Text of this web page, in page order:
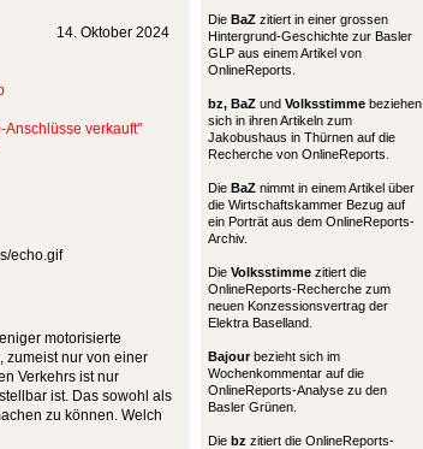
14. Oktober 2024
Anschlüsse verkauft"
motorisierte
zumeist nur von einer
Verkehrs ist nur
ist. Das sowohl als
zu können. Welch
Die BaZ zitiert in einer grossen
Hintergrund-Geschichte zur Basler
GLP aus einem Artikel von
OnlineReports.
bz, BaZ und Volksstimme beziehen
sich in ihren Artikeln zum
Jakobushaus in Thürnen auf die
Recherche von OnlineReports.
Die BaZ nimmt in einem Artikel über
die Wirtschaftskammer Bezug auf
ein Porträt aus dem OnlineReports-
Archiv.
Die Volksstimme zitiert die
OnlineReports-Recherche zum
neuen Konzessionsvertrag der
Elektra Baselland.
Bajourbezieht sich im
Wochenkommentar auf die
OnlineReports-Analyse zu den
Basler Grünen.
Die bz zitiert die OnlineReports-